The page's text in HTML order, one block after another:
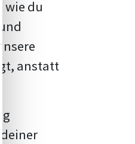
wie du
anstatt